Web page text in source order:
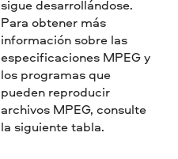
sigue desarrollándose.
Para obtener más
información sobre las
especificaciones MPEG y
los programas que
pueden reproducir
archivos MPEG, consulte
la siguiente tabla.